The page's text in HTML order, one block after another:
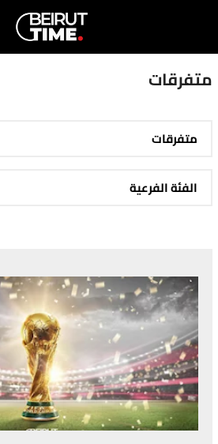
متفرقات